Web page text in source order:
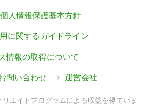
個人情報保護基本方針
に関するガイドライン
情報の取得について
問い合わせ 運営会社
エイトプログラムによる収益を得ていま